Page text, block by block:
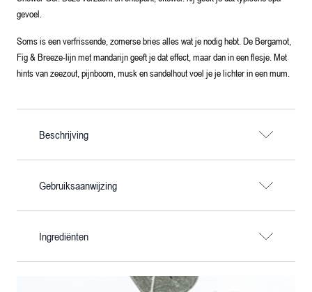
gevoel.
Soms is een verfrissende, zomerse bries alles wat je nodig hebt. De Bergamot,
Fig & Breeze-lijn met mandarijn geeft je dat effect, maar dan in een flesje. Met
hints van zeezout, pijnboom, musk en sandelhout voel je je lichter in een mum.
Beschrijving
Gebruiksaanwijzing
Ingrediënten